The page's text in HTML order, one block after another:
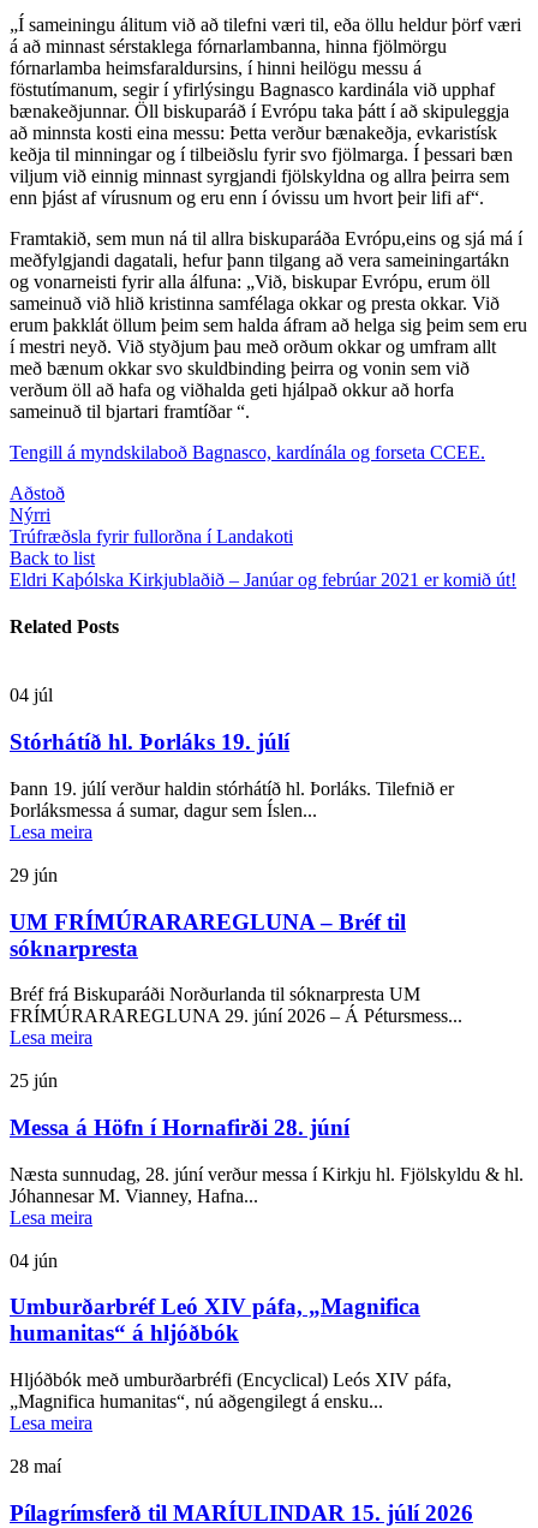
„Í sameiningu álitum við að tilefni væri til, eða öllu heldur þörf væri
á að minnast sérstaklega fórnarlambanna, hinna fjölmörgu
fórnarlamba heimsfaraldursins, í hinni heilögu messu á
föstutímanum, segir í yfirlýsingu Bagnasco kardinála við upphaf
bænakeðjunnar. Öll biskuparáð í Evrópu taka þátt í að skipuleggja
að minnsta kosti eina messu: Þetta verður bænakeðja, evkaristísk
keðja til minningar og í tilbeiðslu fyrir svo fjölmarga. Í þessari bæn
viljum við einnig minnast syrgjandi fjölskyldna og allra þeirra sem
enn þjást af vírusnum og eru enn í óvissu um hvort þeir lifi af“.
Framtakið, sem mun ná til allra biskuparáða Evrópu,eins og sjá má í
meðfylgjandi dagatali, hefur þann tilgang að vera sameiningartákn
og vonarneisti fyrir alla álfuna: „Við, biskupar Evrópu, erum öll
sameinuð við hlið kristinna samfélaga okkar og presta okkar. Við
erum þakklát öllum þeim sem halda áfram að helga sig þeim sem eru
í mestri neyð. Við styðjum þau með orðum okkar og umfram allt
með bænum okkar svo skuldbinding þeirra og vonin sem við
verðum öll að hafa og viðhalda geti hjálpað okkur að horfa
sameinuð til bjartari framtíðar “.
Tengill á myndskilaboð Bagnasco, kardínála og forseta CCEE.
Aðstoð
Nýrri
Trúfræðsla fyrir fullorðna í Landakoti
Back to list
Eldri Kaþólska Kirkjublaðið – Janúar og febrúar 2021 er komið út!
Related Posts
04 júl
Stórhátíð hl. Þorláks 19. júlí
Þann 19. júlí verður haldin stórhátíð hl. Þorláks. Tilefnið er
Þorláksmessa á sumar, dagur sem Íslen...
Lesa meira
29 jún
UM FRÍMÚRARAREGLUNA – Bréf til
sóknarpresta
Bréf frá Biskuparáði Norðurlanda til sóknarpresta UM
FRÍMÚRARAREGLUNA 29. júní 2026 – Á Pétursmess...
Lesa meira
25 jún
Messa á Höfn í Hornafirði 28. júní
Næsta sunnudag, 28. júní verður messa í Kirkju hl. Fjölskyldu & hl.
Jóhannesar M. Vianney, Hafna...
Lesa meira
04 jún
Umburðarbréf Leó XIV páfa, „Magnifica
humanitas“ á hljóðbók
Hljóðbók með umburðarbréfi (Encyclical) Leós XIV páfa,
„Magnifica humanitas“, nú aðgengilegt á ensku...
Lesa meira
28 maí
Pílagrímsferð til MARÍULINDAR 15. júlí 2026